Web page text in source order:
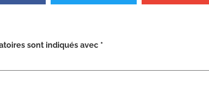
sont indiqués avec *